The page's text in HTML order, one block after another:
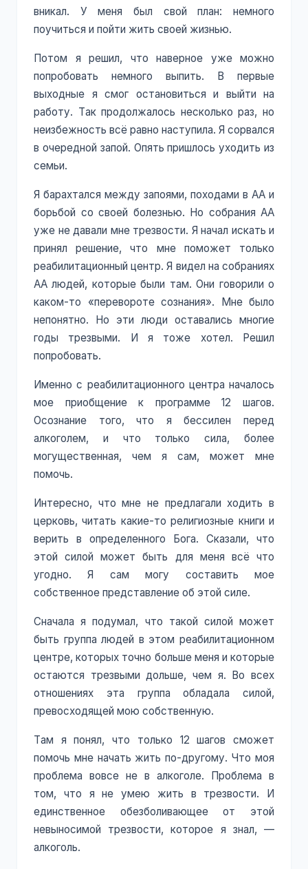
вникал. У меня был свой план: немного
поучиться и пойти жить своей жизнью.
Потом я решил, что наверное уже можно
попробовать немного выпить. В первые
выходные я смог остановиться и выйти на
работу. Так продолжалось несколько раз, но
неизбежность всё равно наступила. Я сорвался
в очередной запой. Опять пришлось уходить из
семьи.
Я барахтался между запоями, походами в АА и
борьбой со своей болезнью. Но собрания АА
уже не давали мне трезвости. Я начал искать и
принял решение, что мне поможет только
реабилитационный центр. Я видел на собраниях
АА людей, которые были там. Они говорили о
каком-то «перевороте сознания». Мне было
непонятно. Но эти люди оставались многие
годы трезвыми. И я тоже хотел. Решил
попробовать.
Именно с реабилитационного центра началось
мое приобщение к программе 12 шагов.
Осознание того, что я бессилен перед
алкоголем, и что только сила, более
могущественная, чем я сам, может мне
помочь.
Интересно, что мне не предлагали ходить в
церковь, читать какие-то религиозные книги и
верить в определенного Бога. Сказали, что
этой силой может быть для меня всё что
угодно. Я сам могу составить мое
собственное представление об этой силе.
Сначала я подумал, что такой силой может
быть группа людей в этом реабилитационном
центре, которых точно больше меня и которые
остаются трезвыми дольше, чем я. Во всех
отношениях эта группа обладала силой,
превосходящей мою собственную.
Там я понял, что только 12 шагов сможет
помочь мне начать жить по-другому. Что моя
проблема вовсе не в алкоголе. Проблема в
том, что я не умею жить в трезвости. И
единственное обезболивающее от этой
невыносимой трезвости, которое я знал, —
алкоголь.